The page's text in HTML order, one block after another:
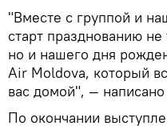
"Вместе с группой и
старт празднованию
но и нашего дня
Air Moldova, который
вас домой", — написано
По окончании